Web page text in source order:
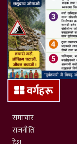
वर्गहरू
समाचार
राजनीति